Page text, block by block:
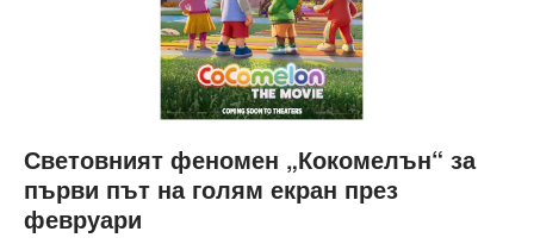
Световният феномен „Кокомелън“ за
първи път на голям екран през
февруари